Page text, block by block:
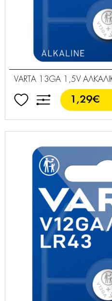
VARTA 13GA 1,5V
1,29€